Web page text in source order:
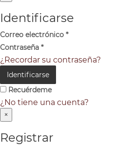
Identificarse
Correo electrónico *
Contraseña *
¿Recordar su contraseña?
Identificarse
Recuérdeme
¿No tiene una cuenta?
×
Registrar